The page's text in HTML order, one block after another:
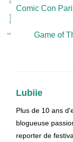
articles
Comic Con
Game of
Lubiie
Plus de 10 ans
blogueuse
reporter de